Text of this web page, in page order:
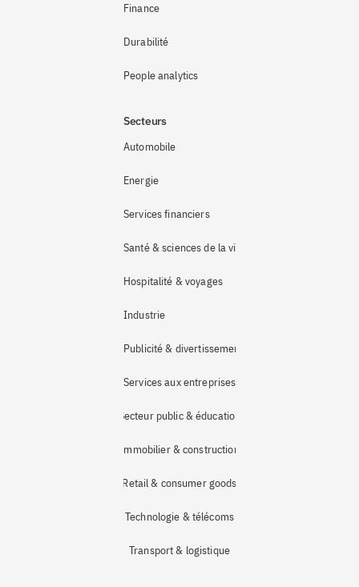
Finance
Durabilité
People analytics
Secteurs
Automobile
Energie
Services financiers
Santé & sciences de la vie
Hospitalité & voyages
Industrie
Publicité & divertissement
Services aux entreprises
Secteur public & éducation
Immobilier & construction
Retail & consumer goods
Technologie & télécoms
Transport & logistique